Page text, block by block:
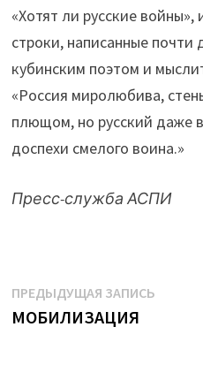
«Хотят ли русские
строки, написанные почти
кубинским поэтом и
«Россия миролюбива,
плющом, но русский даже
доспехи смелого воина.»
Пресс-служба АСПИ
Навигация
по
ПРЕДЫДУЩАЯ ЗАПИСЬ
МОБИЛИЗАЦИЯ